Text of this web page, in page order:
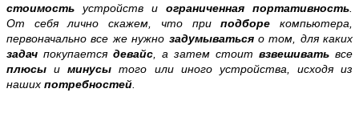
стоимость устройств и ограниченная портативность
От себя лично скажем, что приподборекомпьютера,
первоначально все же нужно задумываться о том, для каких
задач покупается девайс , а затем стоит взвешивать все
плюсыиминусытого или иного устройства, исходя из
наших потребностей